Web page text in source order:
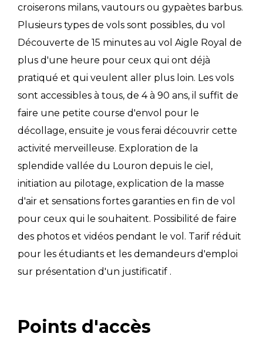
croiserons milans, vautours ou gypaètes barbus.
Plusieurs types de vols sont possibles, du vol
Découverte de 15 minutes au vol Aigle Royal de
plus d'une heure pour ceux qui ont déjà
pratiqué et qui veulent aller plus loin. Les vols
sont accessibles à tous, de 4 à 90 ans, il suffit de
faire une petite course d'envol pour le
décollage, ensuite je vous ferai découvrir cette
activité merveilleuse. Exploration de la
splendide vallée du Louron depuis le ciel,
initiation au pilotage, explication de la masse
d'air et sensations fortes garanties en fin de vol
pour ceux qui le souhaitent. Possibilité de faire
des photos et vidéos pendant le vol. Tarif réduit
pour les étudiants et les demandeurs d'emploi
sur présentation d'un justificatif .
Points d'accès